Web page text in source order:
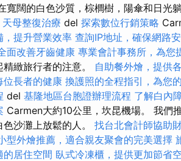
寬闊的白色沙質，棕櫚樹，陽傘和日光
天母整復治療 del 探索數位行銷策略
，提升營業效率 查詢IP地址，確保網路
面改善牙齒健康 專業會計事務所，為您
緻旅行者的注意。 自助餐外燴，提供
位長者的健康 換護照的全程指引，為您
del 基隆地區台胞證辦理流程 了解白內
Carmen大約10公里，坎昆機場。 我們
沙灘上放鬆的人。 找台北會計師協助
型外燴推薦，適合親友聚會的完美選擇
的居住空間 臥式冷凍櫃，提供更加節省